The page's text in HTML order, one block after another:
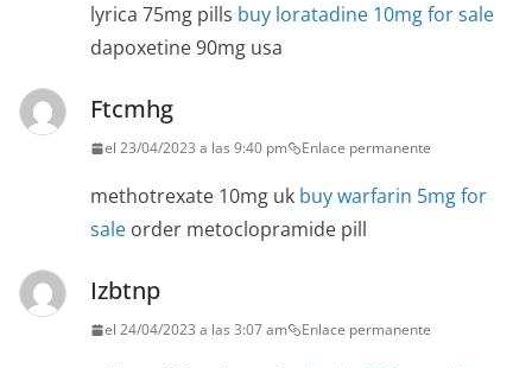
lyrica 75mg pills buy loratadine 10mg for sale
dapoxetine 90mg usa
Ftcmhg
el 23/04/2023 a las 9:40 pm Enlace permanente
methotrexate 10mg uk buy warfarin 5mg for
sale order metoclopramide pill
Izbtnp
el 24/04/2023 a las 3:07 am Enlace permanente